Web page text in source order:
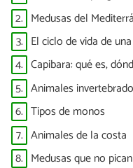
2. Medusas del
3. El ciclo de vida de
4. Capibara: qué es,
5. Animales
6. Tipos de monos
7. Animales de la costa
8. Medusas que no pican